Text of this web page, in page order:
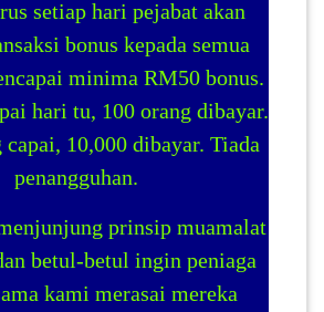
setiap hari pejabat akan
bonus kepada semua
minima RM50 bonus.
hari tu, 100 orang dibayar.
capai, 10,000 dibayar. Tiada
penangguhan.
prinsip muamalat
betul-betul ingin peniaga
kami merasai mereka